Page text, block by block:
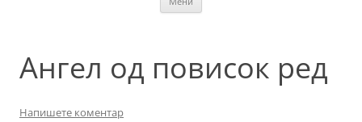
Ангел од повисок ред
Напишете коментар